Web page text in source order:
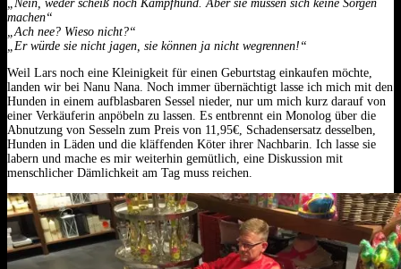
„Nein, weder scheiß noch Kampfhund. Aber sie müssen sich keine Sorgen
machen“
„Ach nee? Wieso nicht?“
„Er würde sie nicht jagen, sie können ja nicht wegrennen!“
Weil Lars noch eine Kleinigkeit für einen Geburtstag einkaufen möchte,
landen wir bei Nanu Nana. Noch immer übernächtigt lasse ich mich mit den
Hunden in einem aufblasbaren Sessel nieder, nur um mich kurz darauf von
einer Verkäuferin anpöbeln zu lassen. Es entbrennt ein Monolog über die
Abnutzung von Sesseln zum Preis von 11,95€, Schadensersatz desselben,
Hunden in Läden und die kläffenden Köter ihrer Nachbarin. Ich lasse sie
labern und mache es mir weiterhin gemütlich, eine Diskussion mit
menschlicher Dämlichkeit am Tag muss reichen.